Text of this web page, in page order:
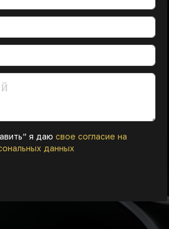
я даю свое согласие на
данных